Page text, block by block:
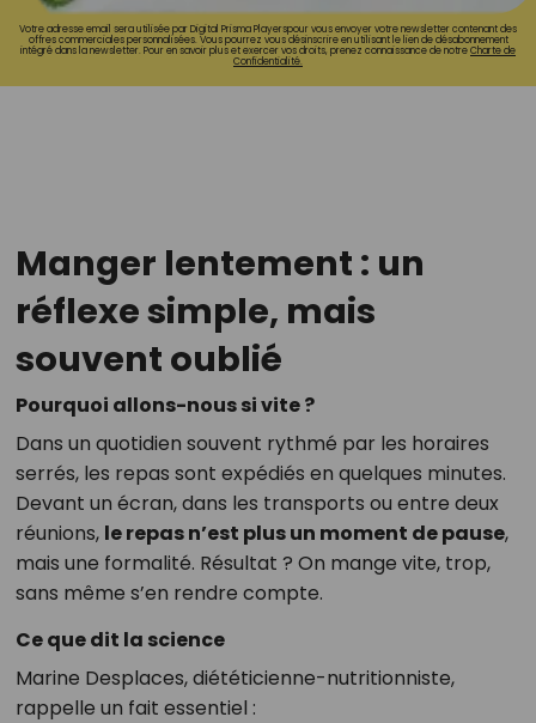
Votre adresse email sera utilisée par Digital Prisma Playerspour vous envoyer votre newsletter contenant des
offres commerciales personnalisées. Vous pourrez vous désinscrire en utilisant le lien de désabonnement
intégré dans la newsletter. Pour en savoir plus et exercer vos droits, prenez connaissance de notreCharte de
Confidentialité.
Manger lentement : un
réflexe simple, mais
souvent oublié
Pourquoi allons-nous si vite ?
Dans un quotidien souvent rythmé par les horaires
serrés, les repas sont expédiés en quelques minutes.
Devant un écran, dans les transports ou entre deux
réunions, le repas n’est plus un moment de pause,
mais une formalité. Résultat ? On mange vite, trop,
sans même s’en rendre compte.
Ce que dit la science
Marine Desplaces, diététicienne-nutritionniste,
rappelle un fait essentiel :